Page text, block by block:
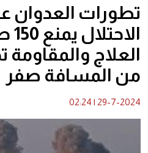
تطورات العدوان
العلاج
من المسافة صفر
29-7-2024
|
02:24